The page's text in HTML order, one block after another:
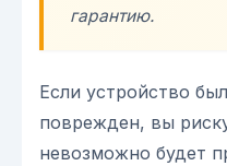
гарантию.
Если устройство
поврежден, вы
невозможно будет